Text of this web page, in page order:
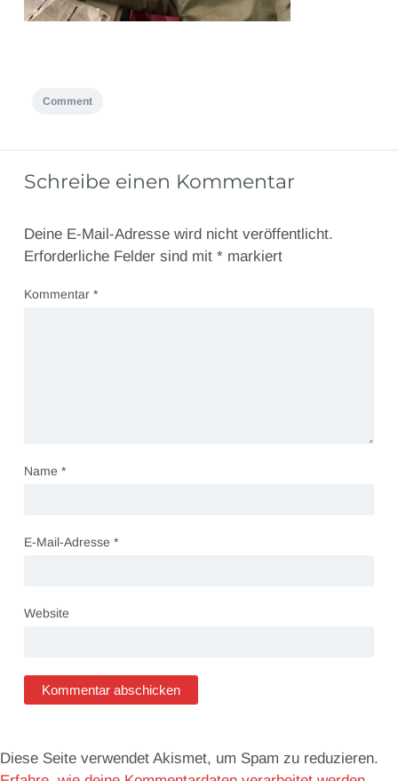
Comment
Schreibe einen Kommentar
Deine E-Mail-Adresse wird nicht veröffentlicht.
Erforderliche Felder sind mit *markiert
Kommentar *
Name *
E-Mail-Adresse *
Website
Diese Seite verwendet Akismet, um Spam zu reduzieren.